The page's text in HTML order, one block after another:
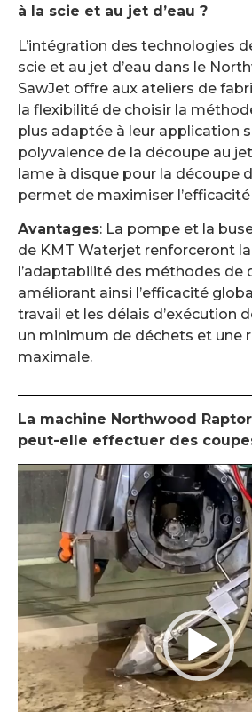
à la scie et au jet d’eau ?
L’intégration des technologies
scie et au jet d’eau dans le
SawJet offre aux ateliers de
la flexibilité de choisir la
plus adaptée à leur application
polyvalence de la découpe au jet
lame à disque pour la découpe
permet de maximiser
Avantages: La pompe et la
de KMT Waterjet renforceront
l’adaptabilité des méthodes de
améliorant ainsi l’efficacité
travail et les délais d’exécution
un minimum de déchets et une
maximale.
La machine Northwood
peut-elle effectuer des
Lecteur